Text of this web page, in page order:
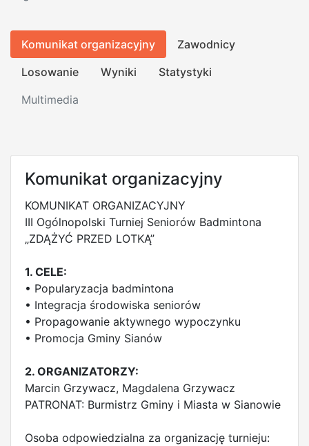
Komunikat organizacyjny
Zawodnicy
Losowanie
Wyniki
Statystyki
Multimedia
Komunikat organizacyjny
KOMUNIKAT ORGANIZACYJNY
III Ogólnopolski Turniej Seniorów Badmintona
„ZDĄŻYĆ PRZED LOTKĄ”
1. CELE:
• Popularyzacja badmintona
• Integracja środowiska seniorów
• Propagowanie aktywnego wypoczynku
• Promocja Gminy Sianów
2. ORGANIZATORZY:
Marcin Grzywacz, Magdalena Grzywacz
PATRONAT: Burmistrz Gminy i Miasta w Sianowie
Osoba odpowiedzialna za organizację turnieju: